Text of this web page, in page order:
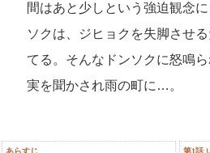
間はあと少しという強迫観念
ソクは、ジヒョクを失脚させ
てる。そんなドンソクに怒鳴
実を聞かされ雨の町に…。
あらすじ 第1話